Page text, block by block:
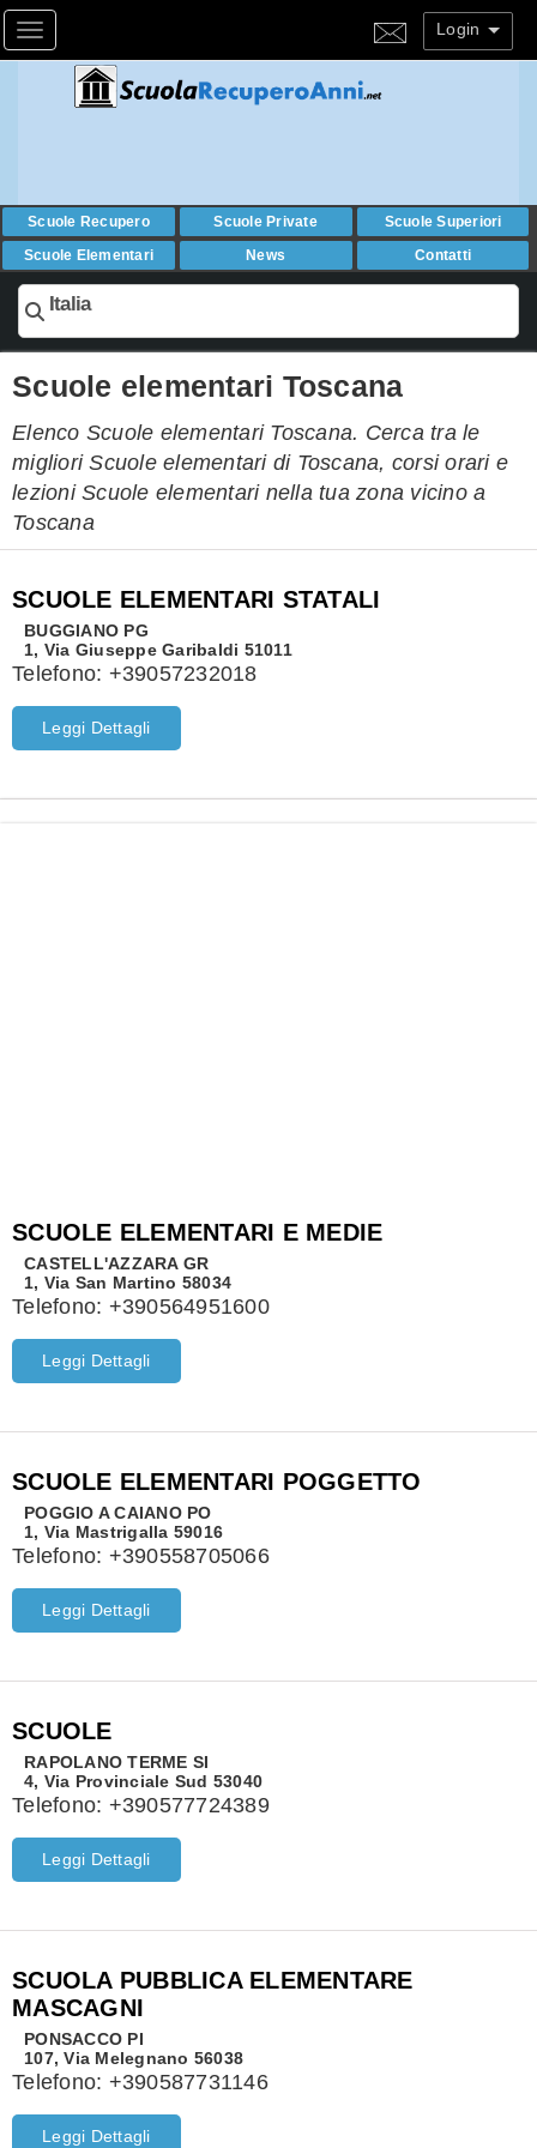
Toggle navigation Login
Scuole Recupero Scuole Private
Scuole Superiori
Scuole Elementari
News Contatti
Italia
Scuole elementari Toscana
Elenco Scuole elementari Toscana. Cerca tra le
migliori Scuole elementari di Toscana, corsi orari e
lezioni Scuole elementari nella tua zona vicino a
Toscana
SCUOLE ELEMENTARI STATALI
BUGGIANO PG
1, Via Giuseppe Garibaldi 51011
Telefono: +39057232018
Leggi Dettagli
SCUOLE ELEMENTARI E MEDIE
CASTELL'AZZARA GR
1, Via San Martino 58034
Telefono: +390564951600
Leggi Dettagli
SCUOLE ELEMENTARI POGGETTO
POGGIO A CAIANO PO
1, Via Mastrigalla 59016
Telefono: +390558705066
Leggi Dettagli
SCUOLE
RAPOLANO TERME SI
4, Via Provinciale Sud 53040
Telefono: +390577724389
Leggi Dettagli
SCUOLA PUBBLICA ELEMENTARE
MASCAGNI
PONSACCO PI
107, Via Melegnano 56038
Telefono: +390587731146
Leggi Dettagli